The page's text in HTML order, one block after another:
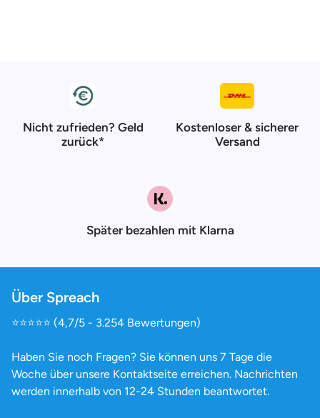
Nicht zufrieden? Geld
zurück*
Kostenloser & sicherer
Versand
Später bezahlen mit Klarna
Über Spreach
⭐️⭐️⭐️⭐️⭐️ (4,7/5 - 3.254 Bewertungen)
Haben Sie noch Fragen? Sie können uns 7 Tage die
Woche über unsere Kontaktseite erreichen. Nachrichten
werden innerhalb von 12-24 Stunden beantwortet.